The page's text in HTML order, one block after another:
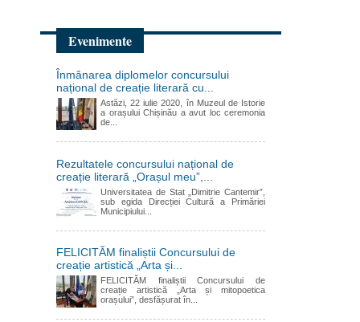
Evenimente
Înmânarea diplomelor concursului
național de creație literară cu...
Astăzi, 22 iulie 2020, în Muzeul de Istorie
a orașului Chișinău a avut loc ceremonia
de...
Rezultatele concursului național de
creație literară „Orașul meu”,...
Universitatea de Stat „Dimitrie Cantemir”,
sub egida Direcției Cultură a Primăriei
Municipiului...
FELICITĂM finaliștii Concursului de
creație artistică „Arta și...
FELICITĂM finaliștii Concursului de
creație artistică „Arta și mitopoetica
orașului”, desfășurat în...